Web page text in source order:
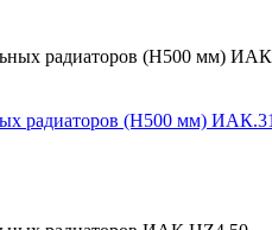
радиаторов (Н500 мм)